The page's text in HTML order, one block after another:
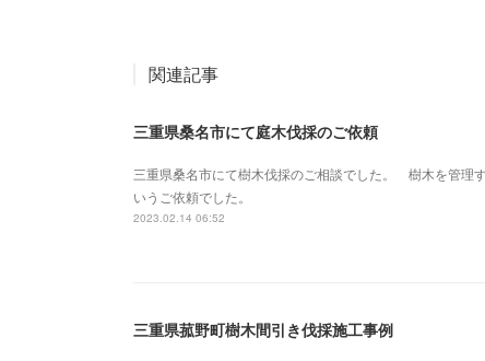
関連記事
三重県桑名市にて庭木伐採のご依頼
三重県桑名市にて樹木伐採のご相談でした。 樹木を管理
いうご依頼でした。
2023.02.14 06:52
三重県菰野町樹木間引き伐採施工事例